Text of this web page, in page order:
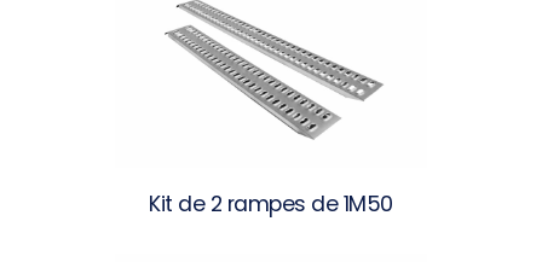
Kit de 2 rampes de 1M50